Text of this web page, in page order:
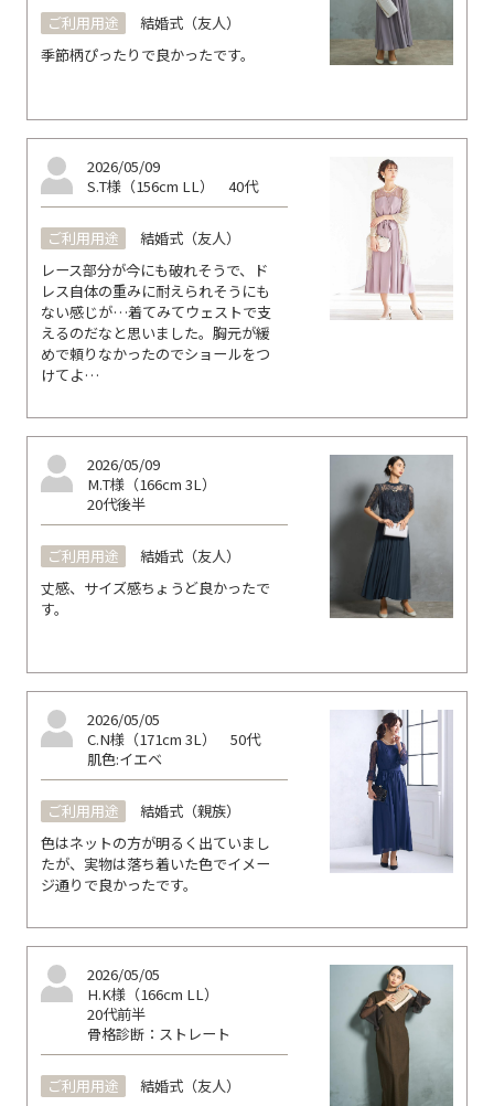
ご利用用途
結婚式（友人）
季節柄ぴったりで良かったです。
2026/05/09
S.T様（156cm LL）40代
ご利用用途
結婚式（友人）
レース部分が今にも破れそうで、ド
レス自体の重みに耐えられそうにも
ない感じが…着てみてウェストで支
えるのだなと思いました。胸元が緩
めで頼りなかったのでショールをつ
けてよ…
2026/05/09
M.T様（166cm 3L）
20代後半
ご利用用途
結婚式（友人）
丈感、サイズ感ちょうど良かったで
す。
2026/05/05
C.N様（171cm 3L）50代
肌色:イエベ
ご利用用途
結婚式（親族）
色はネットの方が明るく出ていまし
たが、実物は落ち着いた色でイメー
ジ通りで良かったです。
2026/05/05
H.K様（166cm LL）
20代前半
骨格診断：ストレート
ご利用用途
結婚式（友人）